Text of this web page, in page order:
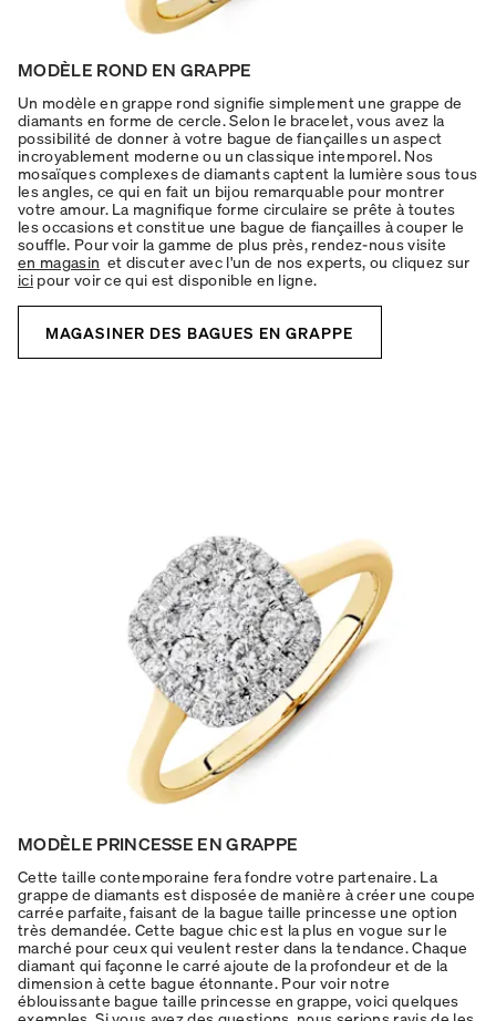
MODÈLE ROND EN GRAPPE
Un modèle en grappe rond signifie simplement une grappe de
diamants en forme de cercle. Selon le bracelet, vous avez la
possibilité de donner à votre bague de fiançailles un aspect
incroyablement moderne ou un classique intemporel. Nos
mosaïques complexes de diamants captent la lumière sous tous
les angles, ce qui en fait un bijou remarquable pour montrer
votre amour. La magnifique forme circulaire se prête à toutes
les occasions et constitue une bague de fiançailles à couper le
souffle. Pour voir la gamme de plus près, rendez-nous visite
en magasin et discuter avec l'un de nos experts, ou cliquez sur
icipour voir ce qui est disponible en ligne.
MAGASINER DES BAGUES EN GRAPPE
MODÈLE PRINCESSE EN GRAPPE
Cette taille contemporaine fera fondre votre partenaire. La
grappe de diamants est disposée de manière à créer une coupe
carrée parfaite, faisant de la bague taille princesse une option
très demandée. Cette bague chic est la plus en vogue sur le
marché pour ceux qui veulent rester dans la tendance. Chaque
diamant qui façonne le carré ajoute de la profondeur et de la
dimension à cette bague étonnante. Pour voir notre
éblouissante bague taille princesse en grappe, voici quelques